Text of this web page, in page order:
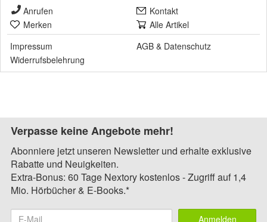
Anrufen
Kontakt
Merken
Alle Artikel
Impressum
AGB & Datenschutz
Widerrufsbelehrung
Verpasse keine Angebote mehr!
Abonniere jetzt unseren Newsletter und erhalte exklusive
Rabatte und Neuigkeiten.
Extra-Bonus: 60 Tage Nextory kostenlos - Zugriff auf 1,4
Mio. Hörbücher & E-Books.*
Anmelden